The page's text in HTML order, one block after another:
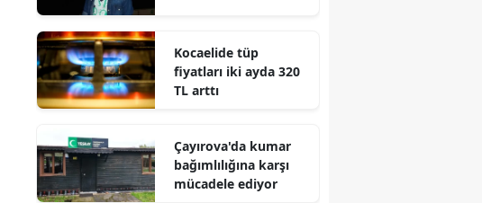
Bartın
Ardahan
Yalova
Karabük
Kocaelide tüp
fiyatları iki ayda 320
TL arttı
Çayırova'da kumar
bağımlılığına karşı
mücadele ediyor